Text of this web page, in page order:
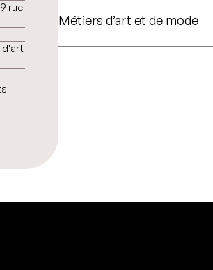
rue
d'art
Métiers d’art et de mode